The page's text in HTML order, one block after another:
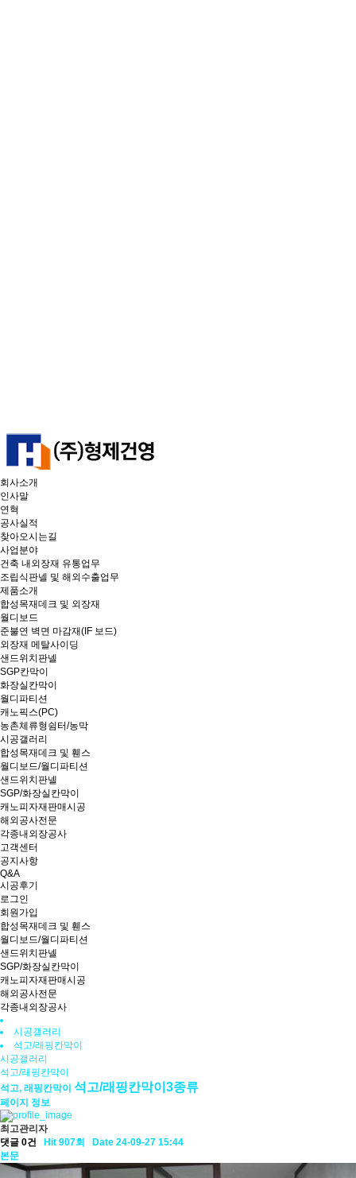
회사소개
인사말
연혁
공사실적
찾아오시는길
사업분야
건축 내외장재 유통업무
조립식판넬 및 해외수출업무
제품소개
합성목재데크 및 외장재
월디보드
준불연 벽면 마감재(IF 보드)
외장재 메탈사이딩
샌드위치판넬
SGP칸막이
화장실칸막이
월디파티션
캐노픽스(PC)
농촌체류형쉼터/농막
시공갤러리
합성목재데크 및 휀스
월디보드/월디파티션
샌드위치판넬
SGP/화장실칸막이
캐노피자재판매시공
해외공사전문
각종내외장공사
고객센터
공지사항
Q&A
시공후기
로그인
회원가입
합성목재데크 및 휀스
월디보드/월디파티션
샌드위치판넬
SGP/화장실칸막이
캐노피자재판매시공
해외공사전문
각종내외장공사
시공갤러리
석고/래핑칸막이
시공갤러리
석고/래핑칸막이
석고, 래핑칸막이 석고/래핑칸막이3종류
페이지 정보
최고관리자
댓글 0건
Hit 907회
Date 24-09-27 15:44
본문